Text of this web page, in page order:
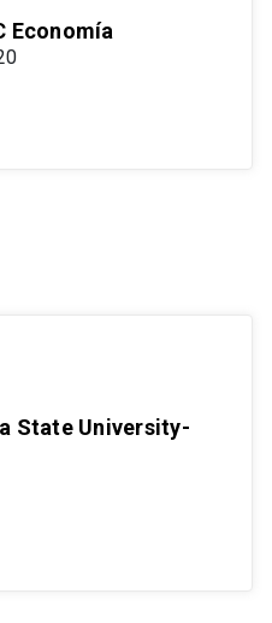
Economía
State University-